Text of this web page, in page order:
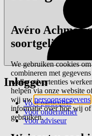
Inloggen
Voor particulier
Voor ondernemer
Voor adviseur
Avéro Achmea
soortgelijke
We gebruiken cookies
combineren met
welke advertenties
helpen via onze website
wij uwpersoonsgegevens
informatie over hoe wij
gebruiken.